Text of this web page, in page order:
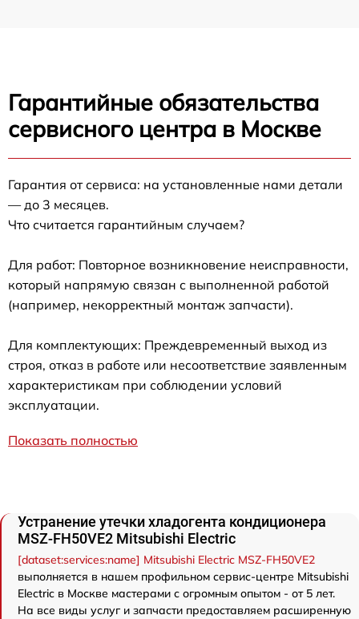
Гарантийные обязательства
сервисного центра в Москве
Гарантия от сервиса: на установленные нами детали
— до 3 месяцев.
Что считается гарантийным случаем?
Для работ: Повторное возникновение неисправности,
который напрямую связан с выполненной работой
(например, некорректный монтаж запчасти).
Для комплектующих: Преждевременный выход из
строя, отказ в работе или несоответствие заявленным
характеристикам при соблюдении условий
эксплуатации.
Показать полностью
Устранение утечки хладогента кондиционера
MSZ-FH50VE2 Mitsubishi Electric
[dataset:services:name] Mitsubishi Electric MSZ-FH50VE2
выполняется в нашем профильном сервис-центре Mitsubishi
Electric в Москве мастерами с огромным опытом - от 5 лет.
На все виды услуг и запчасти предоставляем расширенную